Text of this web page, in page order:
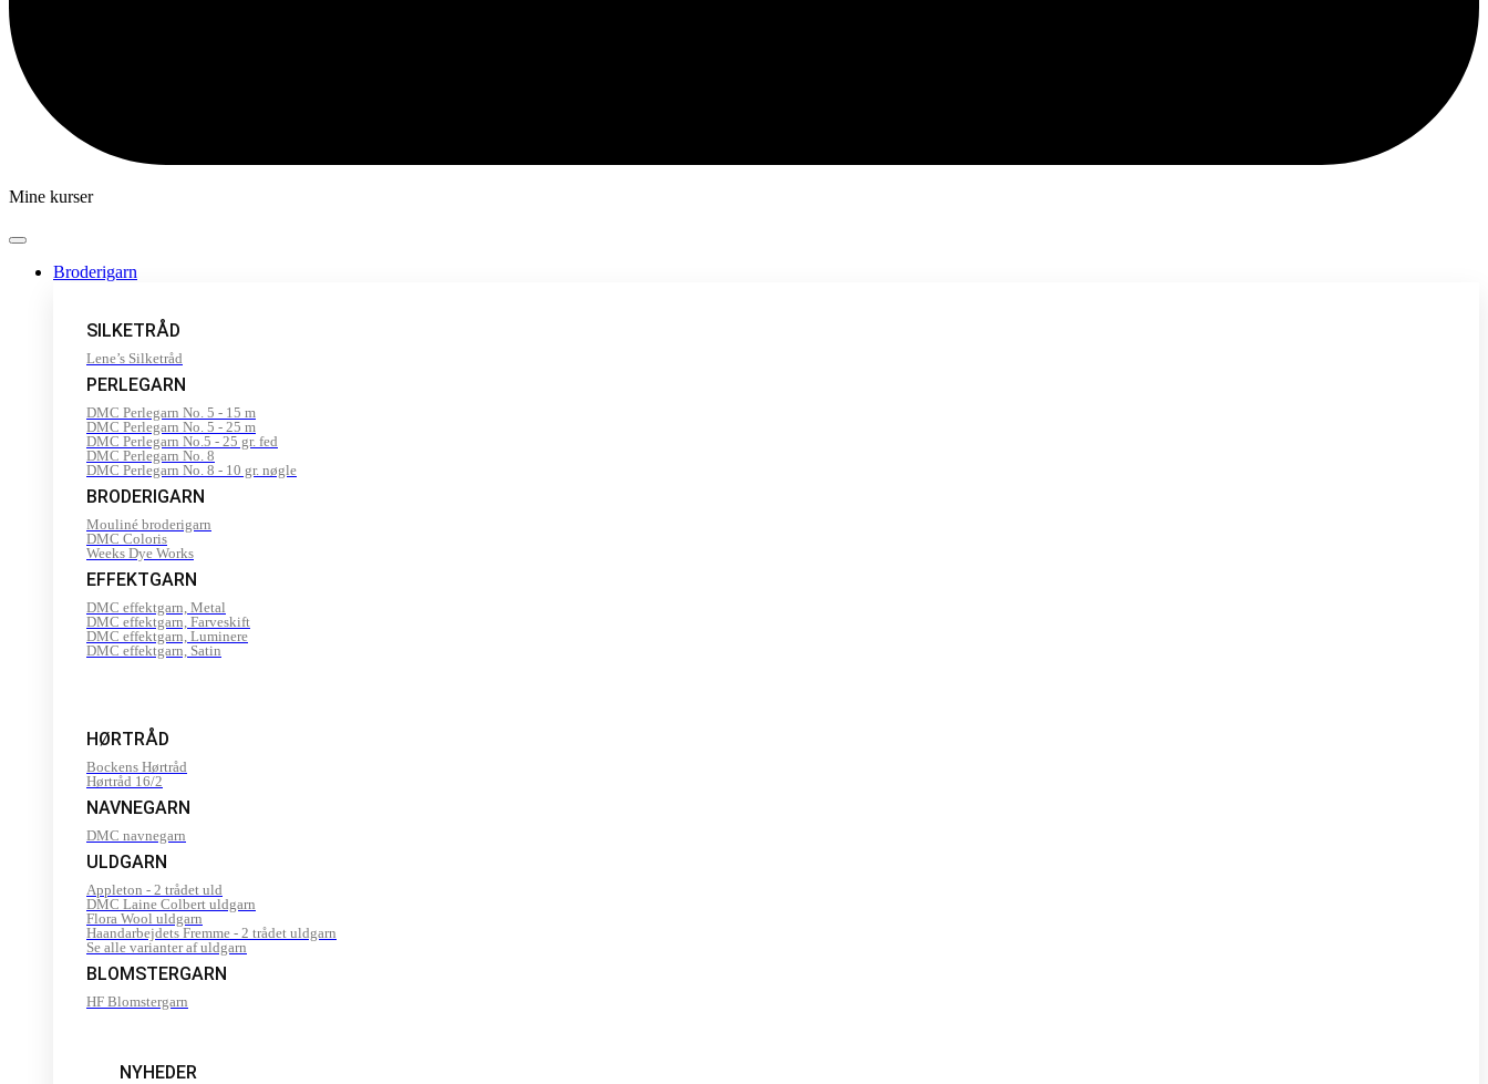
Mine kurser
Broderigarn
SILKETRÅD
Lene’s Silketråd
PERLEGARN
DMC Perlegarn No. 5 - 15 m
DMC Perlegarn No. 5 - 25 m
DMC Perlegarn No.5 - 25 gr. fed
DMC Perlegarn No. 8
DMC Perlegarn No. 8 - 10 gr. nøgle
BRODERIGARN
Mouliné broderigarn
DMC Coloris
Weeks Dye Works
EFFEKTGARN
DMC effektgarn, Metal
DMC effektgarn, Farveskift
DMC effektgarn, Luminere
DMC effektgarn, Satin
HØRTRÅD
Bockens Hørtråd
Hørtråd 16/2
NAVNEGARN
DMC navnegarn
ULDGARN
Appleton - 2 trådet uld
DMC Laine Colbert uldgarn
Flora Wool uldgarn
Haandarbejdets Fremme - 2 trådet uldgarn
Se alle varianter af uldgarn
BLOMSTERGARN
HF Blomstergarn
NYHEDER